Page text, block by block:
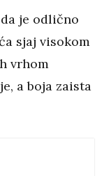
je odlično
sjaj visokom
vrhom
a boja zaista